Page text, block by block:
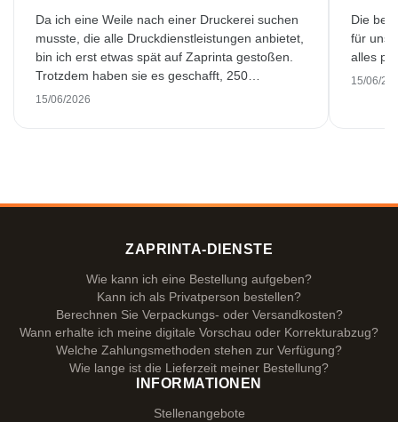
Da ich eine Weile nach einer Druckerei suchen
musste, die alle Druckdienstleistungen anbietet,
bin ich erst etwas spät auf Zaprinta gestoßen.
Trotzdem haben sie es geschafft, 250
wunderschön bedruckte Emaillebecher
15/06/2026
Die
für
alles
15/06/
ZAPRINTA-DIENSTE
Wie kann ich eine Bestellung aufgeben?
Kann ich als Privatperson bestellen?
Berechnen Sie Verpackungs- oder Versandkosten?
Wann erhalte ich meine digitale Vorschau oder Korrekturabzug?
Welche Zahlungsmethoden stehen zur Verfügung?
Wie lange ist die Lieferzeit meiner Bestellung?
INFORMATIONEN
Stellenangebote